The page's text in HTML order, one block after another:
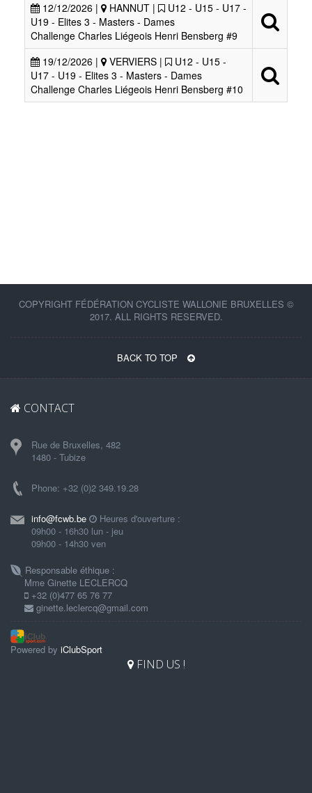
12/12/2026 |
HANNUT |
U12 - U15 - U17 -
U19 - Elites 3 - Masters - Dames
Challenge Charles Liégeois Henri Bensberg #9
19/12/2026 |
VERVIERS |
U12 - U15 -
U17 - U19 - Elites 3 - Masters - Dames
Challenge Charles Liégeois Henri Bensberg #10
COPYRIGHT FÉDÉRATION CYCLISTE WALLONIE BRUXELLES ©
2017. ALL RIGHTS RESERVED.
BACK TO TOP
CONTACT
Rue de Bruxelles, 482
1480 - Tubize
Phone: +32 (0)2 349.19.28
info@fcwb.be
Heures d'ouverture :
09h00 - 16h30 lun - jeu
09h00 - 14h30 ven
Responsable éthique :
Mme Ginette LECLERCQ
+32 (0)477 65 76 77
ginette.leclercq@gmail.com
Powered by iClubSport
FIND US !